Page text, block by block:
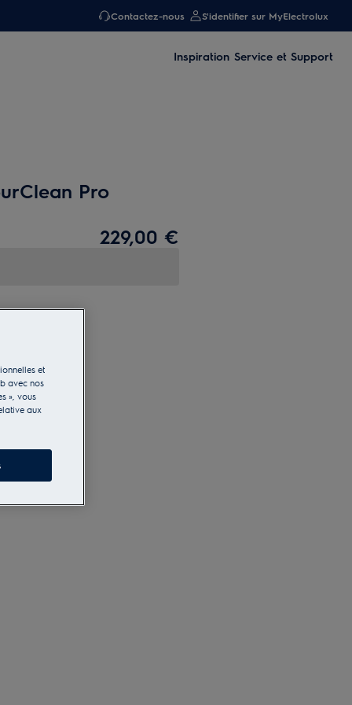
Contactez-nous S'identifier sur MyElectrolux
Inspiration Service et Support
Pro
229,00 €
et
avec nos
», vous
aux